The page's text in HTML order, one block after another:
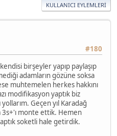
KULLANICI EYLEMLERI
#180
birşeyler yapıp paylaşıp
adamların gözüne soksa
muhtemelen herkes hakkını
modifikasyon yaptık biz
Geçen yıl Karadağ
3s+'ı monte ettik. Hemen
soketli hale getirdik.